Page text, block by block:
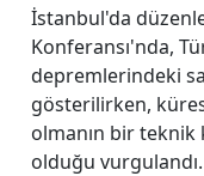
İstanbul'da
Konferansı'nda,
depremlerindeki
gösterilirken,
olmanın bir
olduğu vurgulandı.